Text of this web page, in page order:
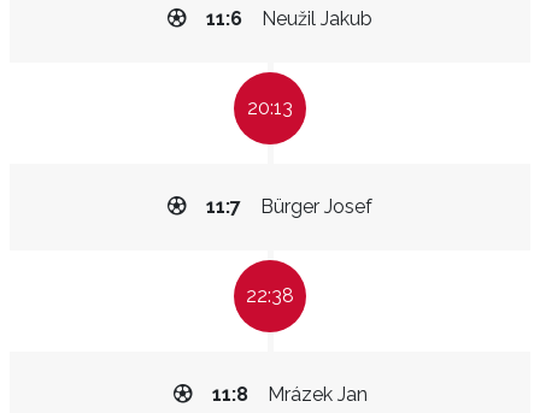
Neužil Jakub
11:6
20:13
Bürger Josef
11:7
22:38
Mrázek Jan
11:8